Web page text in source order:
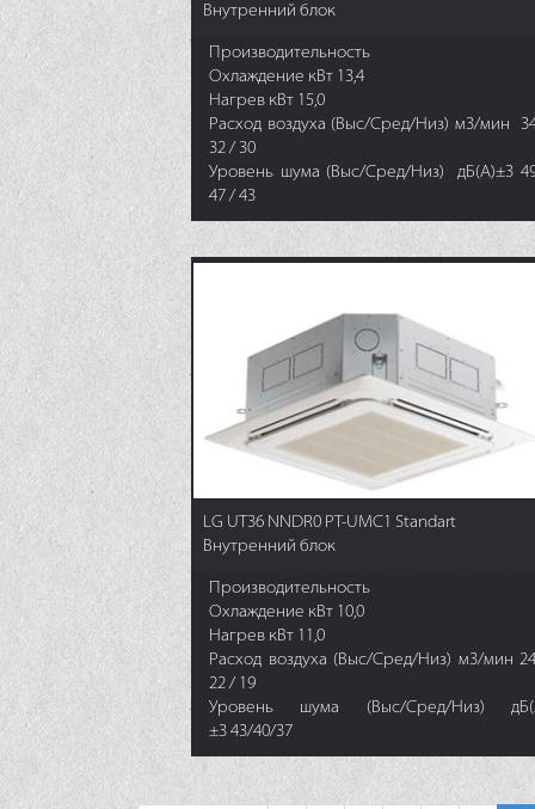
Внутренний блок
Производительность
Охлаждение кВт 13,4
Нагрев кВт 15,0
Расход воздуха (Выс/Сред/Низ) м3/мин
32 / 30
Уровень шума (Выс/Сред/Низ) дБ(А)±3
47 / 43
LG UT36 NNDR0 PT-UMC1 Standart
Внутренний блок
Производительность
Охлаждение кВт 10,0
Нагрев кВт 11,0
Расход воздуха (Выс/Сред/Низ) м3/мин
22 / 19
Уровень шума (Выс/Сред/Низ)
±3 43/40/37